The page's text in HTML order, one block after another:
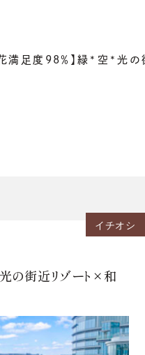
ウエディングレポート
ギャラリー
ゲストの皆さまへ
花満足度98％】緑*空*光
イチオシ
の街近リゾート×和